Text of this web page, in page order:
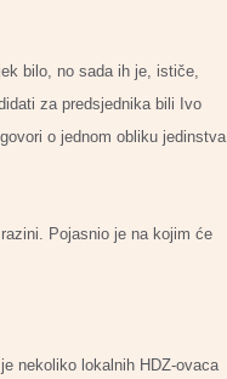
bilo, no sada ih je, ističe,
za predsjednika bili Ivo
o jednom obliku jedinstva
Pojasnio je na kojim će
nekoliko lokalnih HDZ-ovaca